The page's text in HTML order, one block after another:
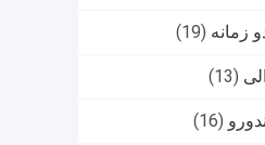
زمانه (19)
(13)
(16)